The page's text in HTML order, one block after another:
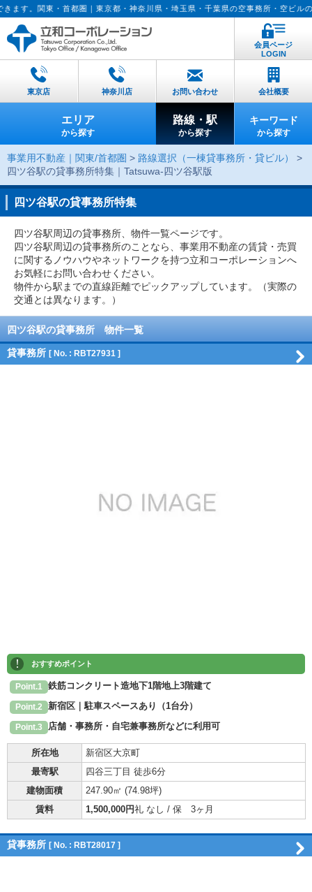
｜東京都・神奈川県・埼玉県・千葉県の空事務所・空ビルの物件情報。賃貸査
会員ページ
LOGIN
東京店 神奈川店 お問い合わせ 会社概要
エリア
から探す
路線・駅
から探す
キーワード
から探す
事業用不動産｜関東/首都圏 > 路線選択（一棟貸事務所・貸ビル）
>
四ツ谷駅の貸事務所特集｜Tatsuwa-四ツ谷駅版
四ツ谷駅の貸事務所特集
四ツ谷駅周辺の貸事務所、物件一覧ページです。
四ツ谷駅周辺の貸事務所のことなら、事業用不動産の賃貸・売買
に関するノウハウやネットワークを持つ立和コーポレーションへ
お気軽にお問い合わせください。
物件から駅までの直線距離でピックアップしています。（実際の
交通とは異なります。）
四ツ谷駅の貸事務所 物件一覧
貸事務所 [ No. : RBT27931 ]
! おすすめポイント
Point.1 鉄筋コンクリート造地下1階地上3階建て
Point.2 新宿区｜駐車スペースあり（1台分）
Point.3 店舗・事務所・自宅兼事務所などに利用可
所在地
新宿区大京町
最寄駅
四谷三丁目 徒歩6分
建物面積
247.90㎡ (74.98坪)
賃料
1,500,000円礼 なし / 保 3ヶ月
貸事務所 [ No. : RBT28017 ]